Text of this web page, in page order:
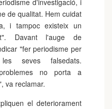
d'investigació, i
de qualitat. Hem cuidat
i tampoc existeix un
Davant l'auge de
"fer periodisme per
seves falsedats.
no porta a
va reclamar.
el deteriorament